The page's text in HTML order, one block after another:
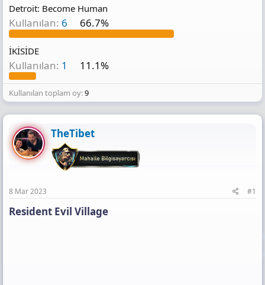
y
Detroit: Become Human
Kullanılan: 6 66.7%
İKİSİDE
Kullanılan: 1 11.1%
Kullanılan toplam oy 9
TheTibet
8 Mar 2023 #1
Resident Evil Village